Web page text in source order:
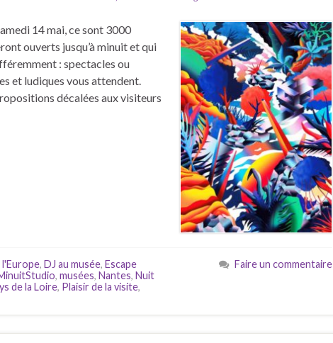
14 mai, ce sont 3000
ouverts jusqu’à minuit et qui
: spectacles ou
et ludiques vous attendent.
décalées aux visiteurs
l'Europe, DJ au musée, Escape
, musées, Nantes, Nuit
de la Loire, Plaisir de la visite,
Faire un commentaire